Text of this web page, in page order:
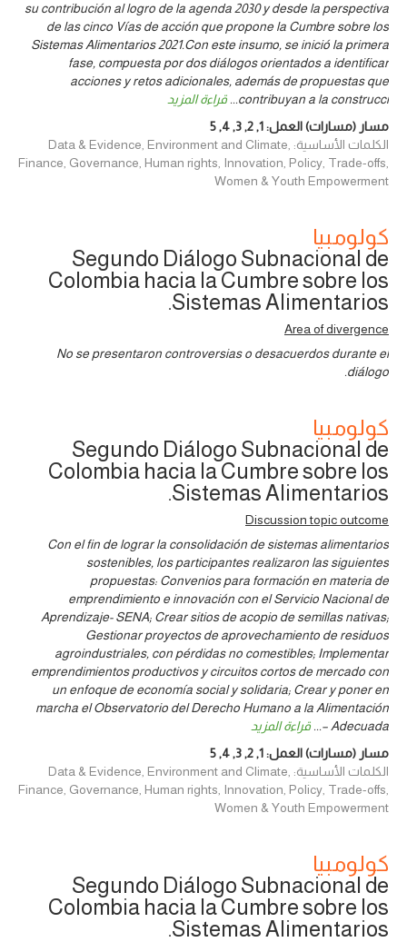
su contribución al logro de la agenda 2030 y desde la perspectiva
de las cinco Vías de acción que propone la Cumbre sobre los
Sistemas Alimentarios 2021.Con este insumo, se inició la primera
fase, compuesta por dos diálogos orientados a identificar
acciones y retos adicionales, además de propuestas que
contribuyan a la construcci
... قراءة المزيد
مسار (مسارات) العمل:1
,
2
,
3
,
4
,
5
الكلمات الأساسية: Data & Evidence, Environment and Climate,
Finance, Governance, Human rights, Innovation, Policy, Trade-offs,
Women & Youth Empowerment
كولومبيا
Segundo Diálogo Subnacional de
Colombia hacia la Cumbre sobre los
Sistemas Alimentarios.
Area of divergence
No se presentaron controversias o desacuerdos durante el
diálogo.
كولومبيا
Segundo Diálogo Subnacional de
Colombia hacia la Cumbre sobre los
Sistemas Alimentarios.
Discussion topic outcome
Con el fin de lograr la consolidación de sistemas alimentarios
sostenibles, los participantes realizaron las siguientes
propuestas: Convenios para formación en materia de
emprendimiento e innovación con el Servicio Nacional de
Aprendizaje- SENA; Crear sitios de acopio de semillas nativas;
Gestionar proyectos de aprovechamiento de residuos
agroindustriales, con pérdidas no comestibles; Implementar
emprendimientos productivos y circuitos cortos de mercado con
un enfoque de economía social y solidaria; Crear y poner en
marcha el Observatorio del Derecho Humano a la Alimentación
Adecuada –
... قراءة المزيد
مسار (مسارات) العمل:1
,
2
,
3
,
4
,
5
الكلمات الأساسية: Data & Evidence, Environment and Climate,
Finance, Governance, Human rights, Innovation, Policy, Trade-offs,
Women & Youth Empowerment
كولومبيا
Segundo Diálogo Subnacional de
Colombia hacia la Cumbre sobre los
Sistemas Alimentarios.